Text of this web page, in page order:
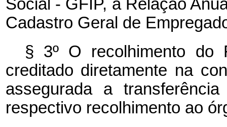
Social - GFIP, a Relação
Cadastro Geral de
§ 3º O recolhimento do
creditado diretamente na
assegurada a
respectivo recolhimento ao